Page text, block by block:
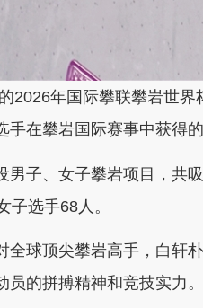
年国际攀联攀岩世界
在攀岩国际赛事中获得的
子、女子攀岩项目，共
子选手68人。
球顶尖攀岩高手，白轩
的拼搏精神和竞技实力。